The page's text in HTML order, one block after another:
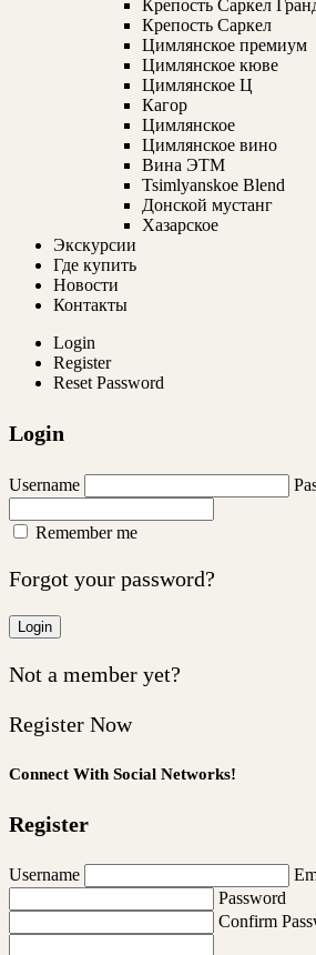
Крепость Саркел
Крепость Саркел
Цимлянское премиум
Цимлянское кюве
Цимлянское Ц
Кагор
Цимлянское
Цимлянское вино
Вина ЭТМ
Tsimlyanskoe Blend
Донской мустанг
Хазарское
Экскурсии
Где купить
Новости
Контакты
Login
Register
Reset Password
Login
Username
Remember me
Forgot your password?
Login
Not a member yet?
Register Now
Connect With Social Networks!
Register
Username
Password
Confirm